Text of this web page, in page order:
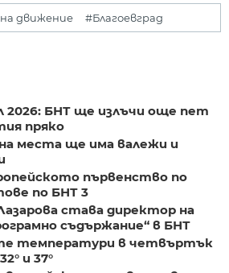
движение #Благоевград
2026: БНТ ще излъчи още пет
пряко
места ще има валежи и
първенство по
по БНТ 3
става директор на
съдържание“ в БНТ
температури в четвъртък
и 37°